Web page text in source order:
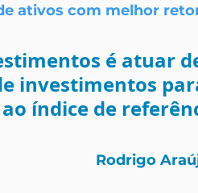
ativos com melhor
é atuar
investimentos
índice de
Rodrigo